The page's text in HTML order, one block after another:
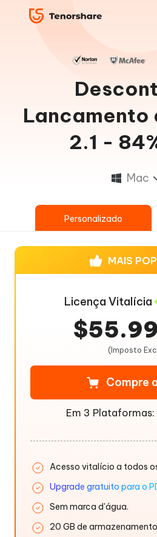
Lancamento
2.1 -
Mac
Personalizado
MAIS
Licença Vitalícia
(Imposto
Compre
Em 3 Plataformas:
Acesso vitalício a todos
Upgrade gratuito para o
Sem marca d'água.
20 GB de